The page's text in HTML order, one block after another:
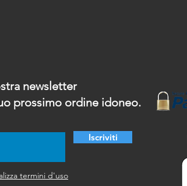
newsletter
prossimo ordine idoneo.
Iscriviti
termini d'uso